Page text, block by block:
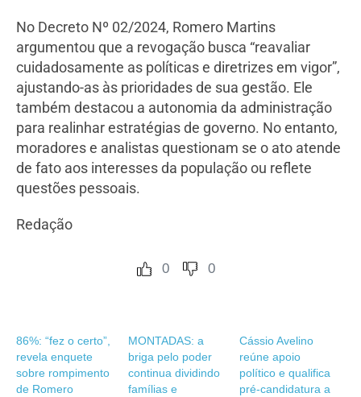
No Decreto Nº 02/2024, Romero Martins
argumentou que a revogação busca “reavaliar
cuidadosamente as políticas e diretrizes em vigor”,
ajustando-as às prioridades de sua gestão. Ele
também destacou a autonomia da administração
para realinhar estratégias de governo. No entanto,
moradores e analistas questionam se o ato atende
de fato aos interesses da população ou reflete
questões pessoais.
Redação
0 0
86%: “fez o certo”,
revela enquete
sobre rompimento
de Romero
MONTADAS: a
briga pelo poder
continua dividindo
famílias e
Cássio Avelino
reúne apoio
político e qualifica
pré-candidatura a